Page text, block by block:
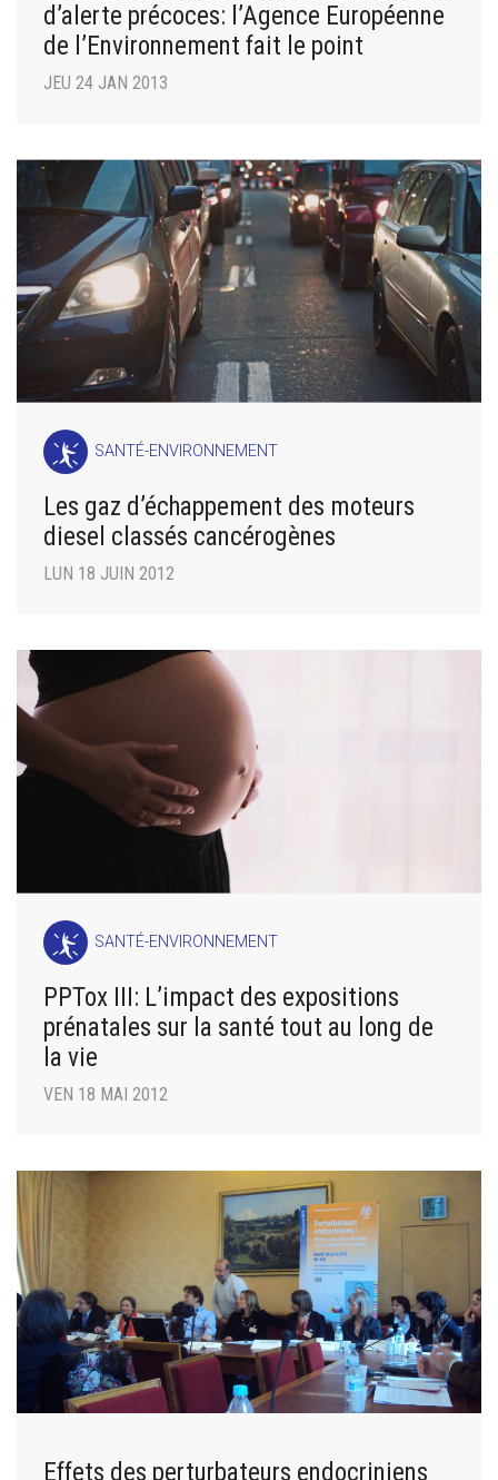
d’alerte précoces: l’Agence Européenne
de l’Environnement fait le point
JEU 24 JAN 2013
SANTÉ-ENVIRONNEMENT
Les gaz d’échappement des moteurs
diesel classés cancérogènes
LUN 18 JUIN 2012
SANTÉ-ENVIRONNEMENT
PPTox III: L’impact des expositions
prénatales sur la santé tout au long de
la vie
VEN 18 MAI 2012
Effets des perturbateurs endocriniens